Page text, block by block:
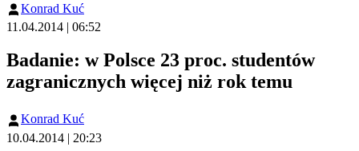
Konrad Kuć
11.04.2014 | 06:52
Badanie: w Polsce 23 proc. studentów
zagranicznych więcej niż rok temu
Konrad Kuć
10.04.2014 | 20:23